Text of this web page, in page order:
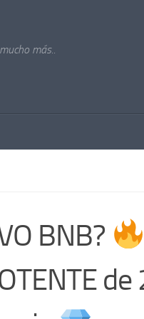
más..
BNB?